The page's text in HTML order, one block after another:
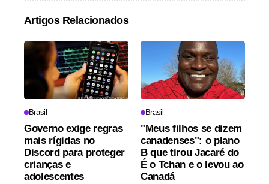
Artigos Relacionados
Brasil
Governo exige regras
mais rígidas no
Discord para proteger
crianças e
adolescentes
Brasil
"Meus filhos se dizem
canadenses": o plano
B que tirou Jacaré do
É o Tchan e o levou ao
Canadá